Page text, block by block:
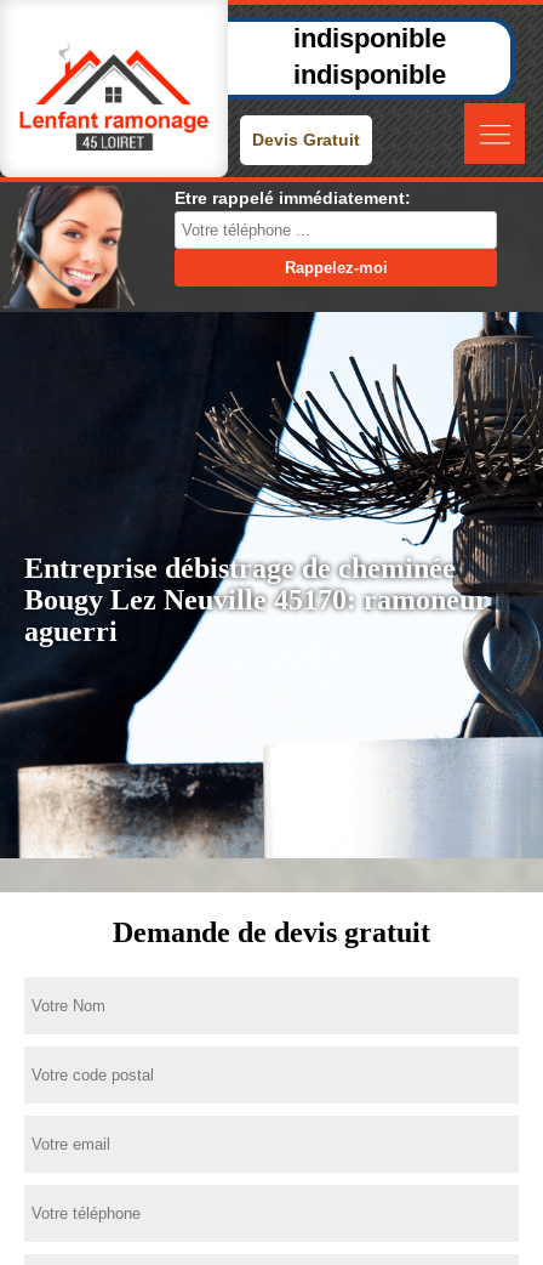
indisponible
indisponible
Devis Gratuit
Etre rappelé immédiatement:
Entreprise débistrage de cheminée
Bougy Lez Neuville 45170: ramoneur
aguerri
Demande de devis gratuit